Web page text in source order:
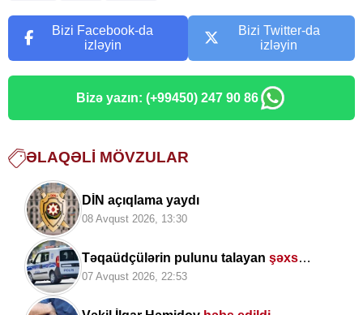
Bizi Facebook-da
izləyin
Bizi Twitter-da
izləyin
Bizə yazın: (+99450) 247 90 86
ƏLAQƏLI MÖVZULAR
DİN açıqlama yaydı
08 Avqust 2026, 13:30
Təqaüdçülərin pulunu talayan şəxs
saxlanıldı
07 Avqust 2026, 22:53